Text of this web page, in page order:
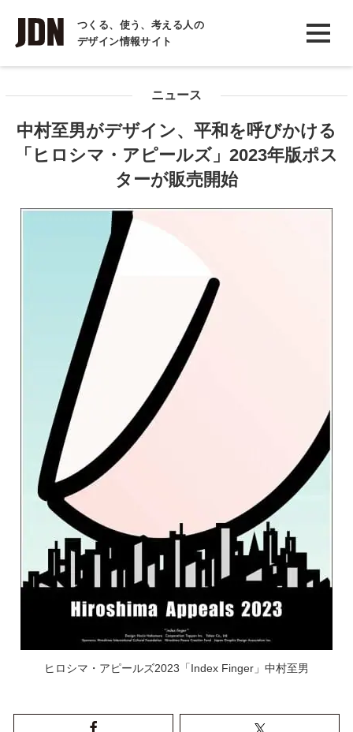
つくる、使う、考える人の
デザイン情報サイト
INTERVIEW
インタビュー
COLUMN
ニュース
中村至男がデザイン、平和を呼びかける
「ヒロシマ・アピールズ」2023年版ポス
ターが販売開始
ヒロシマ・アピールズ2023「Index Finger」中村至男